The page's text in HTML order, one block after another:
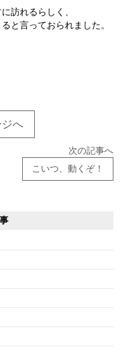
訪れるらしく、
と言っておられました。
へ
次の記事へ
こいつ、動くぞ！